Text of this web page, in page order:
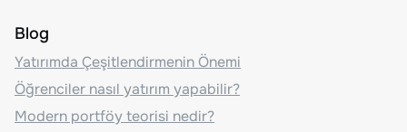
Blog
Yatırımda Çeşitlendirmenin Önemi
Öğrenciler nasıl yatırım yapabilir?
Modern portföy teorisi nedir?